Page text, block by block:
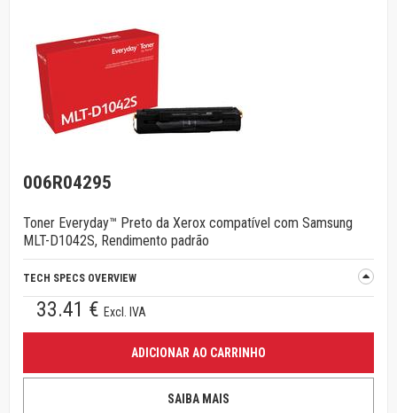
006R04295
Toner Everyday™ Preto da Xerox compatível com Samsung
MLT-D1042S, Rendimento padrão
TECH SPECS OVERVIEW
33.41 € Excl. IVA
ADICIONAR AO CARRINHO
SAIBA MAIS